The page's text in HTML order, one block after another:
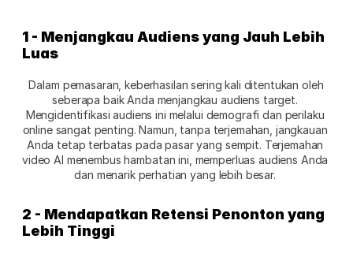
1 - Menjangkau Audiens yang Jauh Lebih
Luas
Dalam pemasaran, keberhasilan sering kali ditentukan oleh
seberapa baik Anda menjangkau audiens target.
Mengidentifikasi audiens ini melalui demografi dan perilaku
online sangat penting. Namun, tanpa terjemahan, jangkauan
Anda tetap terbatas pada pasar yang sempit. Terjemahan
video AI menembus hambatan ini, memperluas audiens Anda
dan menarik perhatian yang lebih besar.
2 - Mendapatkan Retensi Penonton yang
Lebih Tinggi